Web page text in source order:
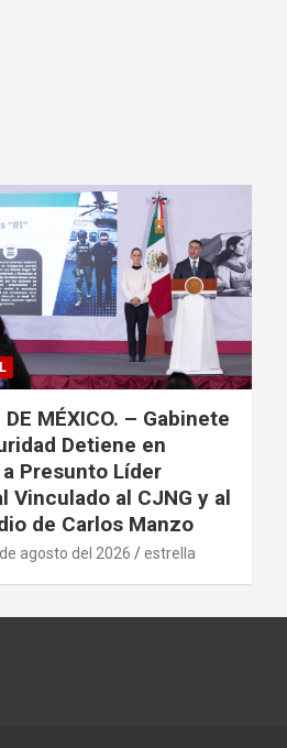
DE MÉXICO. – Gabinete
Detiene en
Presunto Líder
Vinculado al CJNG y al
de Carlos Manzo
agosto del 2026 estrella